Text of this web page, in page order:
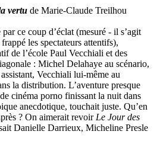
vertu de Marie-Claude Treilhou
ce coup d’éclat (mesuré - il s’agit
les spectateurs attentifs),
de l’école Paul Vecchiali et des
: Michel Delahaye au scénario,
Vecchiali lui-même au
la distribution. L’aventure presque
cinéma porno finissant la nuit dans
anecdotique, touchait juste. Qu’en
? On aimerait revoir Le Jour des
Danielle Darrieux, Micheline Presle